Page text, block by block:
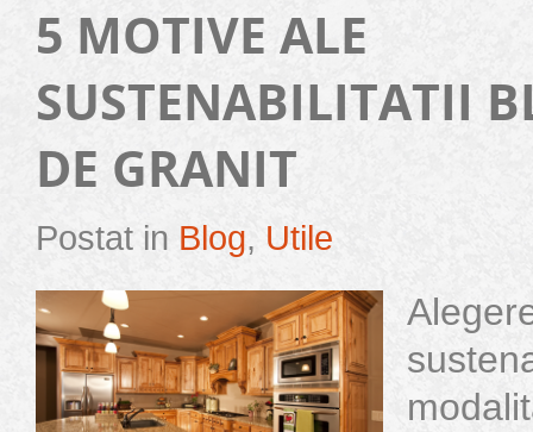
5 MOTIVE ALE
SUSTENABILITATII
DE GRANIT
Postat in Blog, Utile